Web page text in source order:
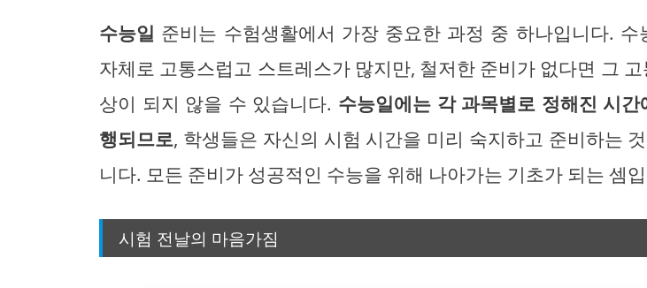
수능일 준비는 수험생활에서 가장 중요한 과정 중 하나입니다. 수
자체로 고통스럽고 스트레스가 많지만, 철저한 준비가 없다면 그 고
상이 되지 않을 수 있습니다. 수능일에는 각 과목별로 정해진 시간
행되므로, 학생들은 자신의 시험 시간을 미리 숙지하고 준비하는
니다. 모든 준비가 성공적인 수능을 위해 나아가는 기초가 되는 셈
시험 전날의 마음가짐